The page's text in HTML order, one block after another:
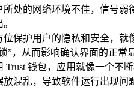
处的网络环境不佳，信号
位保护用户的隐私和安全，
，从而影响确认界面的正常
Trust 钱包，应用就像一个
混乱，导致软件运行出现问